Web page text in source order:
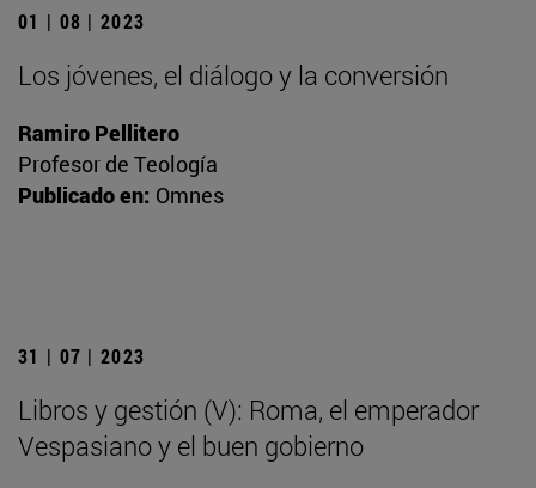
01 | 08 | 2023
Los jóvenes, el diálogo y la conversión
Ramiro Pellitero
Profesor de Teología
Publicado en: Omnes
31 | 07 | 2023
Libros y gestión (V): Roma, el emperador
Vespasiano y el buen gobierno